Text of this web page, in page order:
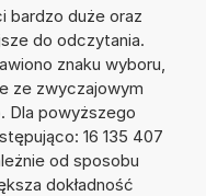
bardzo duże oraz
do odczytania.
znaku wyboru,
ze zwyczajowym
Dla powyższego
16 135 407
od sposobu
dokładność